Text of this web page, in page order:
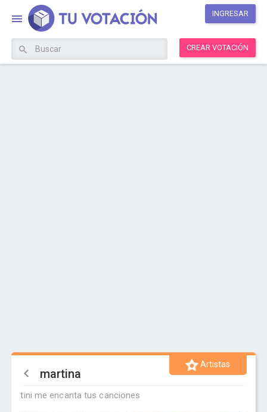
INGRESAR
CREAR VOTACIÓN
Artistas
martina
tini me encanta tus canciones